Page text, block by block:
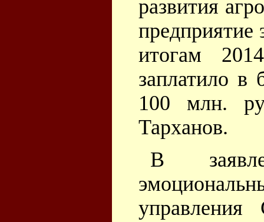
развития
предприятие
итогам
заплатило в
100 млн.
Тарханов.
В